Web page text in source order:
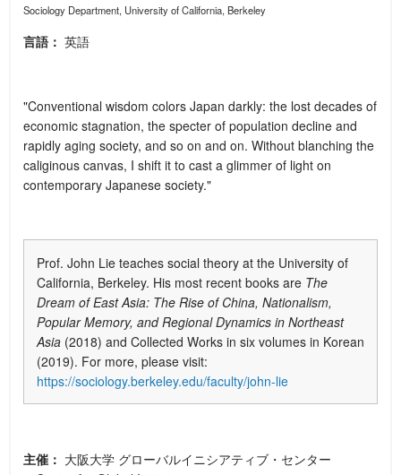
Sociology Department, University of California, Berkeley
言語： 英語
"Conventional wisdom colors Japan darkly: the lost decades of
economic stagnation, the specter of population decline and
rapidly aging society, and so on and on. Without blanching the
caliginous canvas, I shift it to cast a glimmer of light on
contemporary Japanese society."
Prof. John Lie teaches social theory at the University of
California, Berkeley. His most recent books are The
Dream of East Asia: The Rise of China, Nationalism,
Popular Memory, and Regional Dynamics in Northeast
Asia (2018) and Collected Works in six volumes in Korean
(2019). For more, please visit:
https://sociology.berkeley.edu/faculty/john-lie
主催： 大阪大学 グローバルイニシアティブ・センター